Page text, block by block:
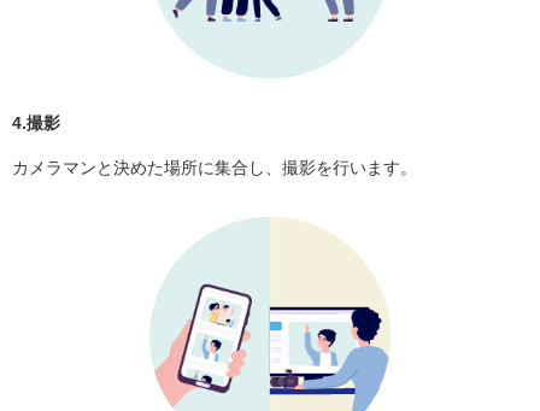
4.撮影
カメラマンと決めた場所に集合し、撮影を行います。